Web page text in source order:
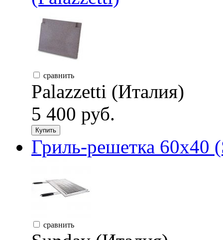
сравнить
Palazzetti (Италия)
5 400 руб.
Купить
Гриль-решетка 60х40
сравнить